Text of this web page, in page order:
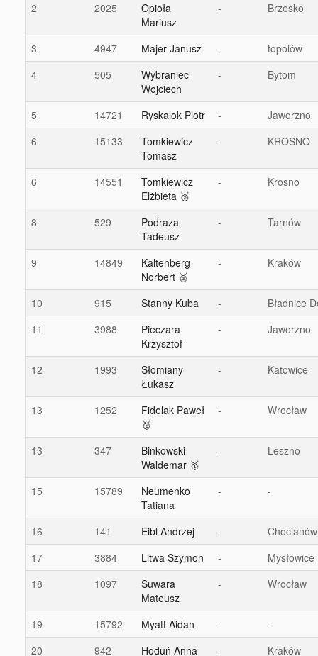
2
2025
Opioła
Mariusz
- Brzesko
3 4947 Majer Janusz -
topolów
4
505
Wybraniec
Wojciech
- Bytom
5 14721 Ryskalok Piotr -
Jaworzno
6
15133
Tomkiewicz
Tomasz
- KROSNO
6 14551
Tomkiewicz
Elżbieta 🥈
- Krosno
8 529
Podraza
Tadeusz
- Tarnów
9 14849
Kaltenberg
Norbert 🥉
- Kraków
10 915 Stanny Kuba -
Bładnice
11
3988
Pieczara
Krzysztof
- Jaworzno
12 1993
Słomiany
Łukasz
- Katowice
13 1252
Fidelak Paweł
🥈
- Wrocław
13 347
Binkowski
Waldemar 🥇
- Leszno
15 15789
Neumenko
Tatiana
- -
16 141 Eibl Andrzej -
Chocianów
17
3884 Litwa Szymon -
Mysłowice
18
1097
Suwara
Mateusz
- Wrocław
19 15792 Myatt Aidan -
-
20
942 Hoduń Anna - Kraków